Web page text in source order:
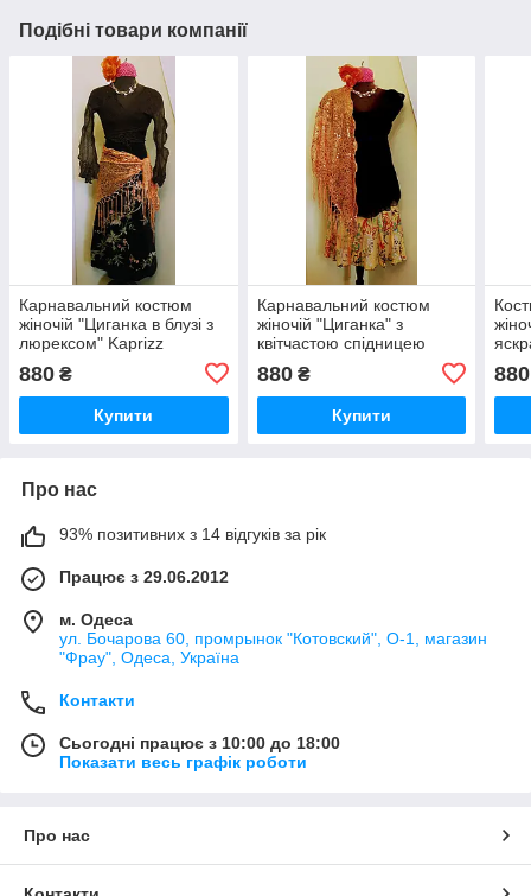
Подібні товари компанії
Карнавальний костюм
жіночій "Циганка в блузі з
люрексом" Kaprizz
880 ₴
Купити
Карнавальний костюм
жіночій "Циганка" з
квітчастою спідницею
880₴
Купити
880
Про нас
93% позитивних з 14 відгуків за рік
Працює з 29.06.2012
м. Одеса
ул. Бочарова 60, промрынок "Котовский", О-1, магазин
"Фрау", Одеса, Україна
Контакти
Сьогодні працює з 10:00 до 18:00
Показати весь графік роботи
Про нас